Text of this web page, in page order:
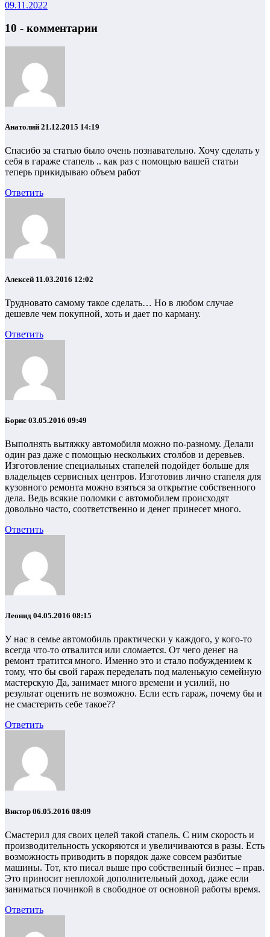
09.11.2022
10 - комментарии
Анатолий 21.12.2015 14:19
Спасибо за статью было очень познавательно. Хочу сделать у
себя в гараже стапель .. как раз с помощью вашей статьи
теперь прикидываю объем работ
Ответить
Алексей 11.03.2016 12:02
Трудновато самому такое сделать… Но в любом случае
дешевле чем покупной, хоть и дает по карману.
Ответить
Борис 03.05.2016 09:49
Выполнять вытяжку автомобиля можно по-разному. Делали
один раз даже с помощью нескольких столбов и деревьев.
Изготовление специальных стапелей подойдет больше для
владельцев сервисных центров. Изготовив лично стапеля для
кузовного ремонта можно взяться за открытие собственного
дела. Ведь всякие поломки с автомобилем происходят
довольно часто, соответственно и денег принесет много.
Ответить
Леонид 04.05.2016 08:15
У нас в семье автомобиль практически у каждого, у кого-то
всегда что-то отвалится или сломается. От чего денег на
ремонт тратится много. Именно это и стало побуждением к
тому, что бы свой гараж переделать под маленькую семейную
мастерскую Да, занимает много времени и усилий, но
результат оценить не возможно. Если есть гараж, почему бы и
не смастерить себе такое??
Ответить
Виктор 06.05.2016 08:09
Смастерил для своих целей такой стапель. С ним скорость и
производительность ускоряются и увеличиваются в разы. Есть
возможность приводить в порядок даже совсем разбитые
машины. Тот, кто писал выше про собственный бизнес – прав.
Это приносит неплохой дополнительный доход, даже если
заниматься починкой в свободное от основной работы время.
Ответить